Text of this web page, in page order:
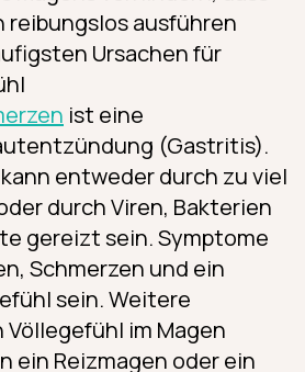
reibungslos ausführen
Ursachen für
ist eine
(Gastritis).
entweder durch zu viel
durch Viren, Bakterien
gereizt sein. Symptome
Schmerzen und ein
sein. Weitere
Völlegefühl im Magen
ein Reizmagen oder ein